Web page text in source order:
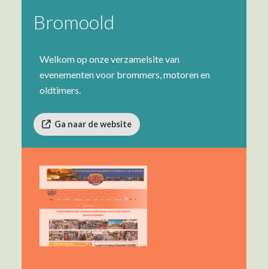
Bromoold
Welkom op onze verzamelsite van
evenementen voor brommers, motoren en
oldtimers.
Ga naar de website